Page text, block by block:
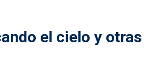
el cielo y